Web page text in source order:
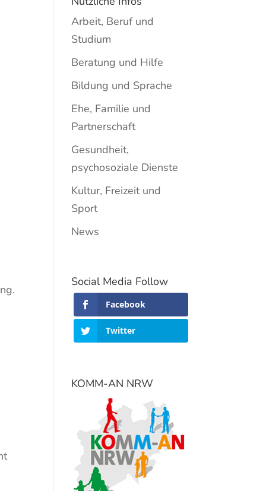
Arbeit, Beruf und
Studium
Beratung und Hilfe
Bildung und Sprache
Ehe, Familie und
Partnerschaft
Gesundheit,
psychosoziale Dienste
Kultur, Freizeit und
Sport
News
Social Media Follow
Facebook
Twitter
KOMM-AN NRW